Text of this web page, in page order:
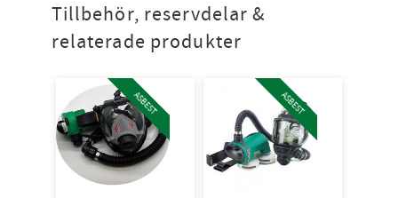
Tillbehör, reservdelar &
relaterade produkter
ASBEST ASBEST